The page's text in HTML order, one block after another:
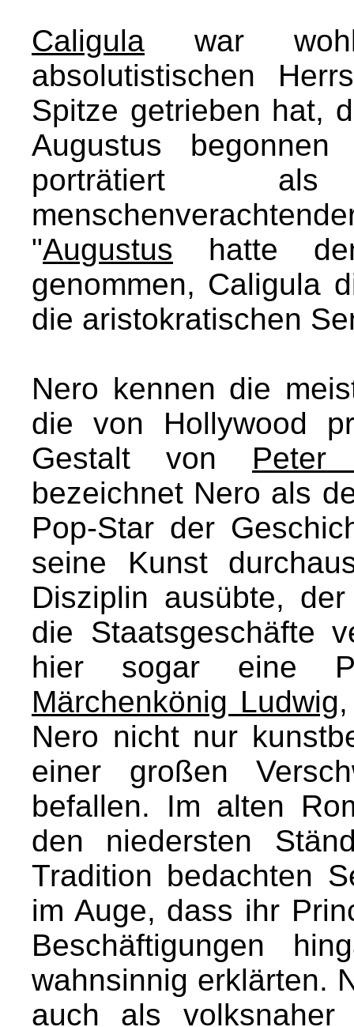
Caligula war
absolutistischen
Spitze getrieben hat,
Augustus
porträtiert
"Augustus hatte
genommen, Caligula
die aristokratischen
Nero kennen die
die von Hollywood
Gestalt von Peter
bezeichnet Nero als
Pop-Star der
seine Kunst
Disziplin ausübte,
die Staatsgeschäfte
hier sogar eine
Märchenkönig Ludwig
Nero nicht nur
einer großen
befallen. Im alten
den niedersten
Tradition bedachten
im Auge, dass ihr
Beschäftigungen
wahnsinnig erklärten.
auch als volksnaher